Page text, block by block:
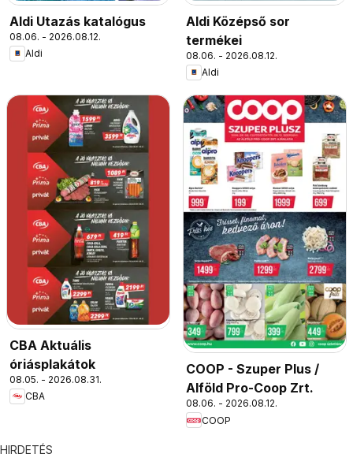
Aldi Utazás katalógus
08.06. - 2026.08.12.
Aldi
Aldi Középső sor
termékei
08.06. - 2026.08.12.
Aldi
CBA Aktuális
óriásplakátok
08.05. - 2026.08.31.
CBA
COOP - Szuper Plus /
Alföld Pro-Coop Zrt.
08.06. - 2026.08.12.
COOP
HIRDETÉS